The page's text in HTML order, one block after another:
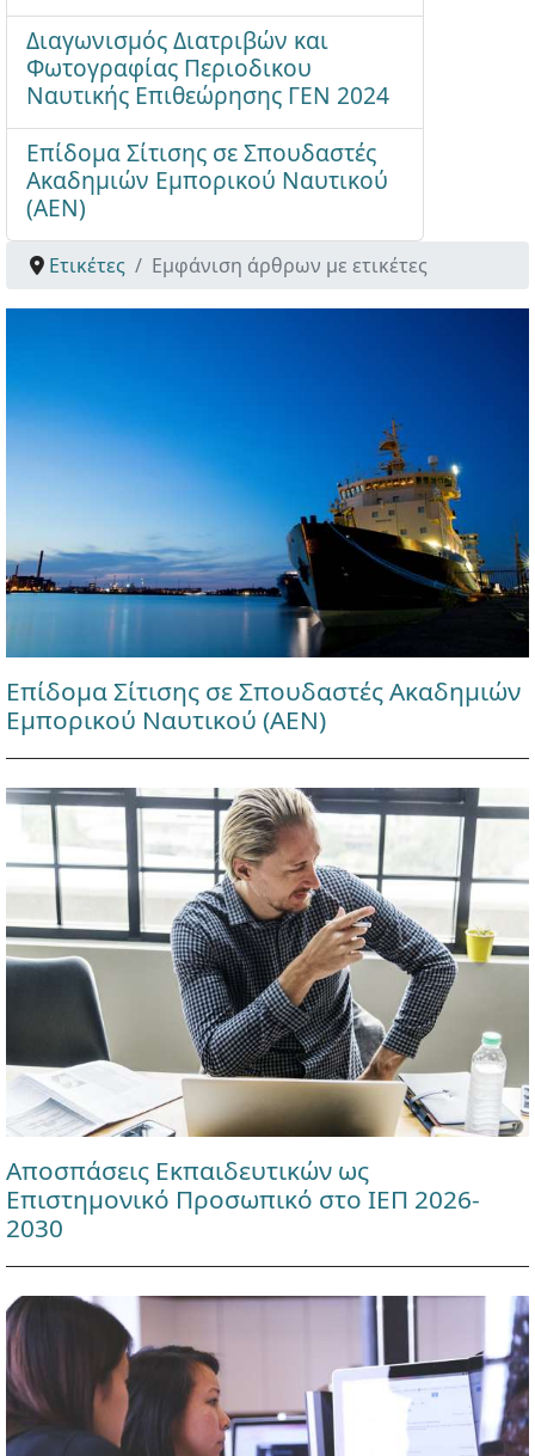
Διαγωνισμός Διατριβών και
Φωτογραφίας Περιοδικου
Ναυτικής Επιθεώρησης ΓΕΝ 2024
Επίδομα Σίτισης σε Σπουδαστές
Ακαδημιών Εμπορικού Ναυτικού
(ΑΕΝ)
Ετικέτες Εμφάνιση άρθρων με ετικέτες
Επίδομα Σίτισης σε Σπουδαστές Ακαδημιών
Εμπορικού Ναυτικού (ΑΕΝ)
Αποσπάσεις Εκπαιδευτικών ως
Επιστημονικό Προσωπικό στο ΙΕΠ 2026-
2030